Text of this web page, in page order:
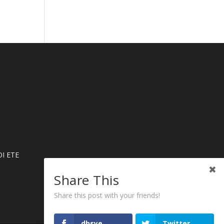
ΕΤΕ
Share This
Share this post with your friends!